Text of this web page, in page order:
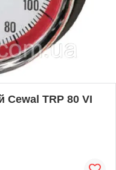
Cewal TRP 80 VI